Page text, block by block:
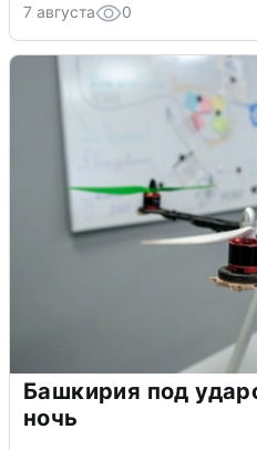
7 августа 0
Башкирия под
ночь